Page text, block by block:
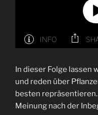
In dieser Folge lassen
und reden über
besten
Meinung nach der